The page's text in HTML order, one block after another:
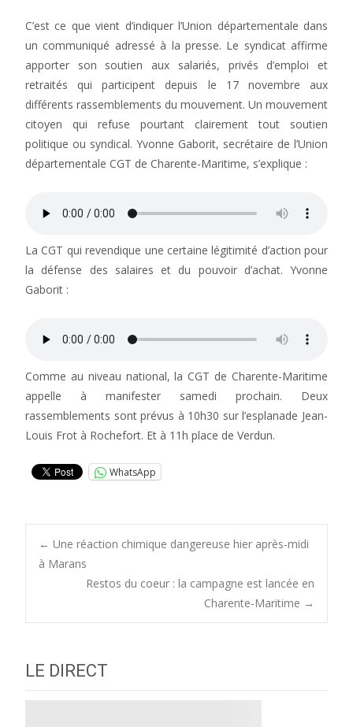
C’est ce que vient d’indiquer l’Union départementale dans
un communiqué adressé à la presse. Le syndicat affirme
apporter son soutien aux salariés, privés d’emploi et
retraités qui participent depuis le 17 novembre aux
différents rassemblements du mouvement. Un mouvement
citoyen qui refuse pourtant clairement tout soutien
politique ou syndical. Yvonne Gaborit, secrétaire de l’Union
départementale CGT de Charente-Maritime, s’explique :
La CGT qui revendique une certaine légitimité d’action pour
la défense des salaires et du pouvoir d’achat. Yvonne
Gaborit :
Comme au niveau national, la CGT de Charente-Maritime
appelle à manifester samedi prochain. Deux
rassemblements sont prévus à 10h30 sur l’esplanade Jean-
Louis Frot à Rochefort. Et à 11h place de Verdun.
WhatsApp
Post
navigation
← Une réaction chimique dangereuse hier après-midi
à Marans
Restos du coeur : la campagne est lancée en
Charente-Maritime →
LE DIRECT